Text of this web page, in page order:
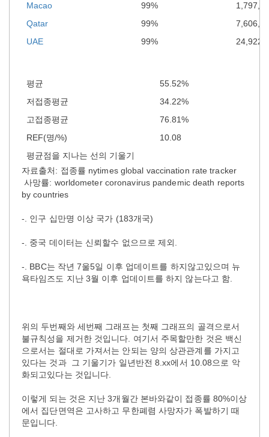
Macao
99%
Qatar
99%
UAE
99%
평균
55.52%
저접종평균
34.22%
고접종평균
76.81%
REF(명/%)
10.08
평균점을 지나는 선의 기울기
자료출처: 접종률 nytimes global vaccination rate tracker
사망률: worldometer coronavirus pandemic death reports
by countries
-. 인구 십만명 이상 국가 (183개국)
-. 중국 데이터는 신뢰할수 없으므로 제외.
-. BBC는 작년 7울5일 이후 업데이트를 하지않고있으며 뉴
욕타임즈도 지난 3월 이후 업데이트를 하지 않는다고 함.
위의 두번째와 세번째 그래프는 첫째 그래프의 골격으로서
불규칙성을 제거한 것입니다. 여기서 주목할만한 것은 백신
으로서는 절대로 가져서는 안되는 양의 상관관계를 가지고
있다는 것과 그 기울기가 일년반전 8.xx에서 10.08으로 악
화되고있다는 것입니다.
이렇게 되는 것은 지난 3개월간 본바와같이 접종률 80%이상
에서 집단면역은 고사하고 무한폐렴 사망자가 폭발하기 때
문입니다.